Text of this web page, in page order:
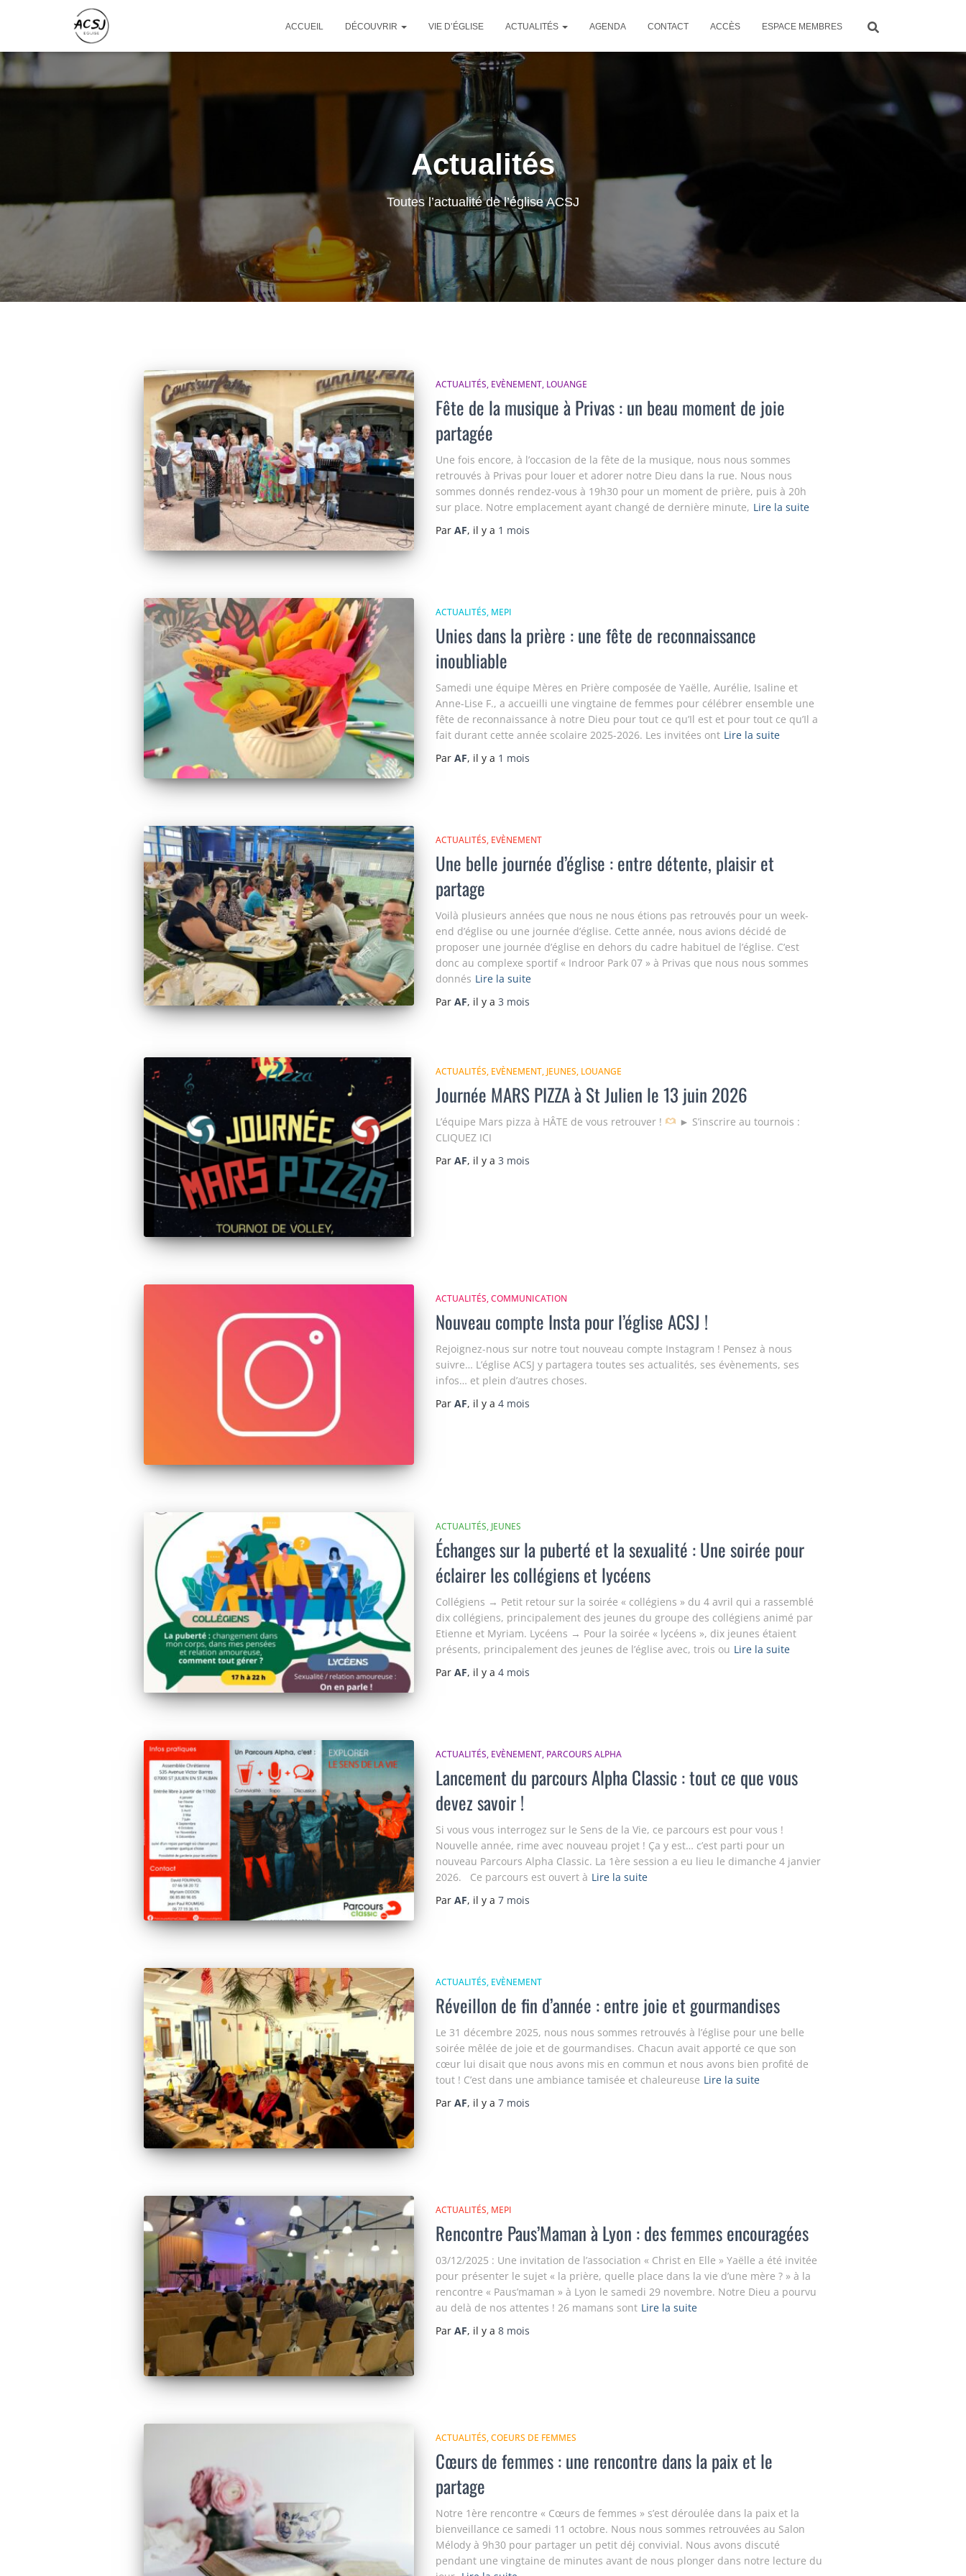
ACCUEIL DÉCOUVRIR VIE D’ÉGLISE ACTUALITÉS AGENDA CONTACT ACCÈS ESPACE MEMBRES
Actualités
Toutes l’actualité de l’église ACSJ
ACTUALITÉS EVÈNEMENT LOUANGE
Fête de la musique à Privas : un beau moment de joie
partagée
Une fois encore, à l’occasion de la fête de la musique, nous nous sommes
retrouvés à Privas pour louer et adorer notre Dieu dans la rue. Nous nous
sommes donnés rendez-vous à 19h30 pour un moment de prière, puis à 20h
sur place. Notre emplacement ayant changé de dernière minute, Lire la suite
Par AF, il y a 1 mois
ACTUALITÉS MEPI
Unies dans la prière : une fête de reconnaissance
inoubliable
Samedi une équipe Mères en Prière composée de Yaëlle, Aurélie, Isaline et
Anne-Lise F., a accueilli une vingtaine de femmes pour célébrer ensemble une
fête de reconnaissance à notre Dieu pour tout ce qu’Il est et pour tout ce qu’Il a
fait durant cette année scolaire 2025-2026. Les invitées ont Lire la suite
Par AF, il y a 1 mois
ACTUALITÉS EVÈNEMENT
Une belle journée d’église : entre détente, plaisir et
partage
Voilà plusieurs années que nous ne nous étions pas retrouvés pour un week-
end d’église ou une journée d’église. Cette année, nous avions décidé de
proposer une journée d’église en dehors du cadre habituel de l’église. C’est
donc au complexe sportif « Indroor Park 07 » à Privas que nous nous sommes
donnés Lire la suite
Par AF, il y a 3 mois
ACTUALITÉS EVÈNEMENT JEUNES LOUANGE
Journée MARS PIZZA à St Julien le 13 juin 2026
L’équipe Mars pizza à HÂTE de vous retrouver !
► S’inscrire au tournois :
CLIQUEZ ICI
Par AF, il y a 3 mois
ACTUALITÉS COMMUNICATION
Nouveau compte Insta pour l’église ACSJ !
Rejoignez-nous sur notre tout nouveau compte Instagram ! Pensez à nous
suivre… L’église ACSJ y partagera toutes ses actualités, ses évènements, ses
infos… et plein d’autres choses.
Par AF, il y a 4 mois
ACTUALITÉS JEUNES
Échanges sur la puberté et la sexualité : Une soirée pour
éclairer les collégiens et lycéens
Collégiens → Petit retour sur la soirée « collégiens » du 4 avril qui a rassemblé
dix collégiens, principalement des jeunes du groupe des collégiens animé par
Etienne et Myriam. Lycéens → Pour la soirée « lycéens », dix jeunes étaient
présents, principalement des jeunes de l’église avec, trois ou Lire la suite
Par AF, il y a 4 mois
ACTUALITÉS EVÈNEMENT PARCOURS ALPHA
Lancement du parcours Alpha Classic : tout ce que vous
devez savoir !
Si vous vous interrogez sur le Sens de la Vie, ce parcours est pour vous !
Nouvelle année, rime avec nouveau projet ! Ça y est… c’est parti pour un
nouveau Parcours Alpha Classic. La 1ère session a eu lieu le dimanche 4 janvier
2026. Ce parcours est ouvert à Lire la suite
Par AF, il y a 7 mois
ACTUALITÉS EVÈNEMENT
Réveillon de fin d’année : entre joie et gourmandises
Le 31 décembre 2025, nous nous sommes retrouvés à l’église pour une belle
soirée mêlée de joie et de gourmandises. Chacun avait apporté ce que son
cœur lui disait que nous avons mis en commun et nous avons bien profité de
tout ! C’est dans une ambiance tamisée et chaleureuse Lire la suite
Par AF, il y a 7 mois
ACTUALITÉS MEPI
Rencontre Paus’Maman à Lyon : des femmes encouragées
03/12/2025 : Une invitation de l’association « Christ en Elle » Yaëlle a été invitée
pour présenter le sujet « la prière, quelle place dans la vie d’une mère ? » à la
rencontre « Paus’maman » à Lyon le samedi 29 novembre. Notre Dieu a pourvu
au delà de nos attentes ! 26 mamans sont Lire la suite
Par AF, il y a 8 mois
ACTUALITÉS COEURS DE FEMMES
Cœurs de femmes : une rencontre dans la paix et le
partage
Notre 1ère rencontre « Cœurs de femmes » s’est déroulée dans la paix et la
bienveillance ce samedi 11 octobre. Nous nous sommes retrouvées au Salon
Mélody à 9h30 pour partager un petit déj convivial. Nous avons discuté
pendant une vingtaine de minutes avant de nous plonger dans notre lecture du